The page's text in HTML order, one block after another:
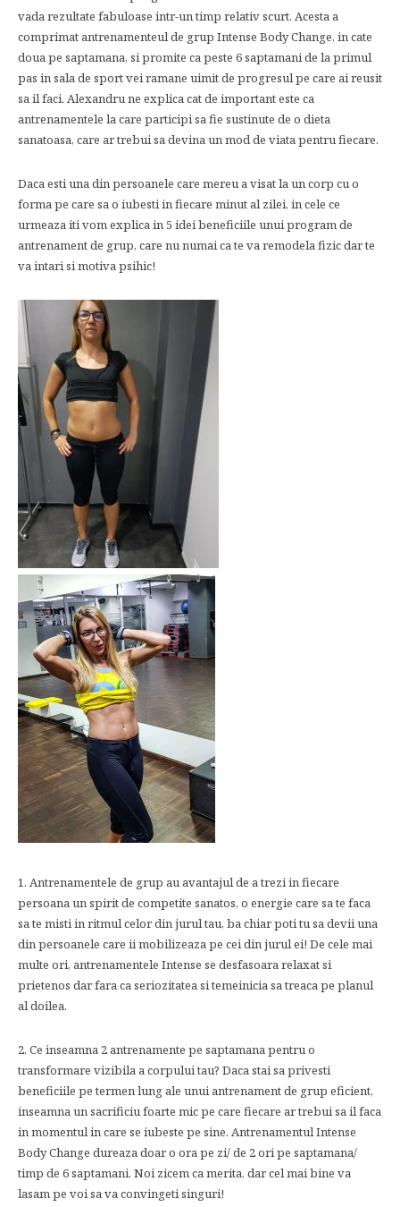
vada rezultate fabuloase intr-un timp relativ scurt. Acesta a
comprimat antrenamenteul de grup Intense Body Change, in cate
doua pe saptamana, si promite ca peste 6 saptamani de la primul
pas in sala de sport vei ramane uimit de progresul pe care ai reusit
sa il faci. Alexandru ne explica cat de important este ca
antrenamentele la care participi sa fie sustinute de o dieta
sanatoasa, care ar trebui sa devina un mod de viata pentru fiecare.
Daca esti una din persoanele care mereu a visat la un corp cu o
forma pe care sa o iubesti in fiecare minut al zilei, in cele ce
urmeaza iti vom explica in 5 idei beneficiile unui program de
antrenament de grup, care nu numai ca te va remodela fizic dar te
va intari si motiva psihic!
1. Antrenamentele de grup au avantajul de a trezi in fiecare
persoana un spirit de competite sanatos, o energie care sa te faca
sa te misti in ritmul celor din jurul tau, ba chiar poti tu sa devii una
din persoanele care ii mobilizeaza pe cei din jurul ei! De cele mai
multe ori, antrenamentele Intense se desfasoara relaxat si
prietenos dar fara ca seriozitatea si temeinicia sa treaca pe planul
al doilea.
2. Ce inseamna 2 antrenamente pe saptamana pentru o
transformare vizibila a corpului tau? Daca stai sa privesti
beneficiile pe termen lung ale unui antrenament de grup eficient,
inseamna un sacrificiu foarte mic pe care fiecare ar trebui sa il faca
in momentul in care se iubeste pe sine. Antrenamentul Intense
Body Change dureaza doar o ora pe zi/ de 2 ori pe saptamana/
timp de 6 saptamani. Noi zicem ca merita, dar cel mai bine va
lasam pe voi sa va convingeti singuri!